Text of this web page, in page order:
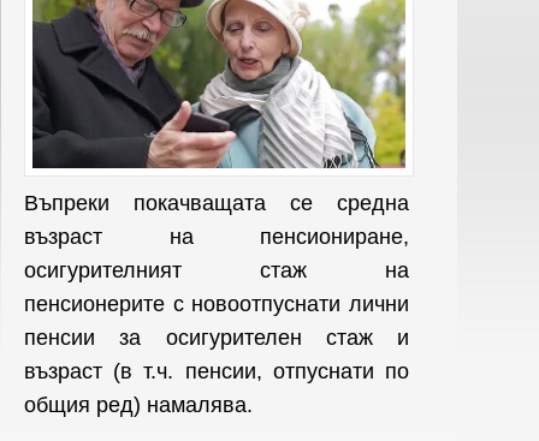
Въпреки покачващата се средна
възраст на пенсиониране,
осигурителният стаж на
пенсионерите с новоотпуснати лични
пенсии за осигурителен стаж и
възраст (в т.ч. пенсии, отпуснати по
общия ред) намалява.